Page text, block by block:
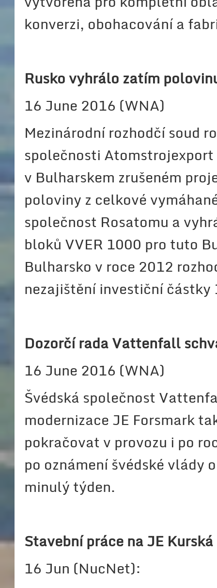
konverzi, obohacování a
Rusko vyhrálo zatím
16 June 2016 (WNA)
Mezinárodní rozhodčí soud
společnosti Atomstrojexport
v Bulharskem zrušeném
poloviny z celkové
společnost Rosatomu a
bloků VVER 1000 pro tuto
Bulharsko v roce 2012
nezajištění investiční
Dozorčí rada Vattenfall
16 June 2016 (WNA)
Švédská společnost
modernizace JE Forsmark
pokračovat v provozu i po
po oznámení švédské vlády
minulý týden.
Stavební práce na JE
16 Jun (NucNet):